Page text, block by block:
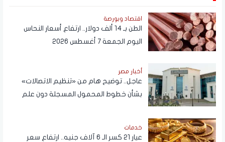
اقتصاد وبورصة
الطن بـ 14 ألف دولار.. ارتفاع أسعار النحاس
اليوم الجمعة 7 أغسطس 2026
أخبار مصر
عاجل.. توضيح هام من «تنظيم الاتصالات»
بشأن خطوط المحمول المسجلة دون علم
خدمات
عيار 21 كسر الـ 6 آلاف جنيه.. ارتفاع سعر